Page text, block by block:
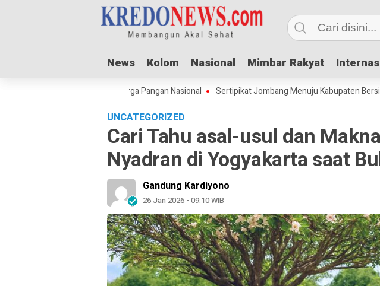
News Kolom Nasional Mimbar Rakyat
News Kolom Nasional Mimbar Rakyat
Dorong Lonjakan Harga Pangan Nasional Sertipikat Jombang Menuju Kabupaten Bersih,
UNCATEGORIZED
Cari Tahu asal-usul dan
Nyadran di Yogyakarta saat
Gandung Kardiyono
26 Jan 2026 - 09:10 WIB